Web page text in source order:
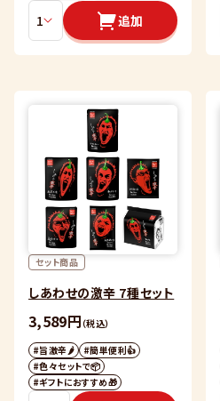
追加
セット商品
しあわせの激辛 7種セット
3,589円（税込）
#旨激辛🌶
#簡単便利👍
#色々セットで📦
#ギフトにおすすめ🎁